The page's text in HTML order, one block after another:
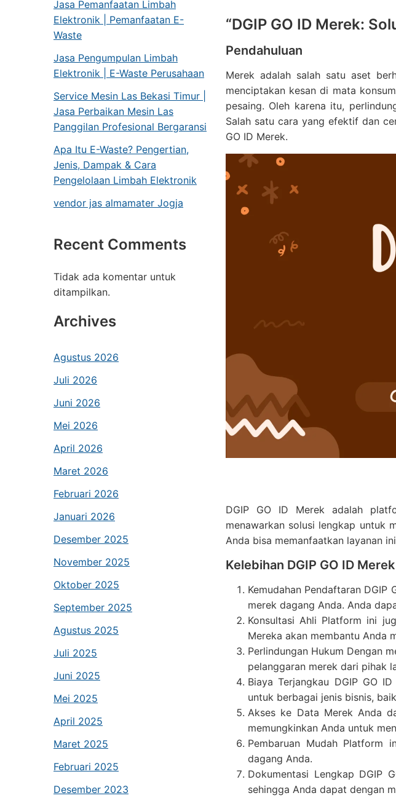
Jasa Pemanfaatan Limbah
Elektronik | Pemanfaatan E-
Waste
Jasa Pengumpulan Limbah
Elektronik | E-Waste Perusahaan
Service Mesin Las Bekasi Timur |
Jasa Perbaikan Mesin Las
Panggilan Profesional Bergaransi
Apa Itu E-Waste? Pengertian,
Jenis, Dampak & Cara
Pengelolaan Limbah Elektronik
vendor jas almamater Jogja
Recent Comments
Tidak ada komentar untuk
ditampilkan.
Archives
Agustus 2026
Juli 2026
Juni 2026
Mei 2026
April 2026
Maret 2026
Februari 2026
Januari 2026
Desember 2025
November 2025
Oktober 2025
September 2025
Agustus 2025
Juli 2025
Juni 2025
Mei 2025
April 2025
Maret 2025
Februari 2025
Desember 2023
“DGIP GO ID Merek:
Pendahuluan
Merek adalah salah satu aset
menciptakan kesan di mata
pesaing. Oleh karena itu,
Salah satu cara yang efektif dan
GO ID Merek.
DGIP GO ID Merek adalah
menawarkan solusi lengkap untuk
Anda bisa memanfaatkan layanan
Kelebihan DGIP GO ID Merek
Kemudahan Pendaftaran
merek dagang Anda. Anda
Konsultasi Ahli Platform ini
Mereka akan membantu Anda
Perlindungan Hukum Dengan
pelanggaran merek dari pihak
Biaya Terjangkau DGIP GO
untuk berbagai jenis bisnis,
Akses ke Data Merek Anda
memungkinkan Anda untuk
Pembaruan Mudah Platform
dagang Anda.
Dokumentasi Lengkap DGIP
sehingga Anda dapat dengan